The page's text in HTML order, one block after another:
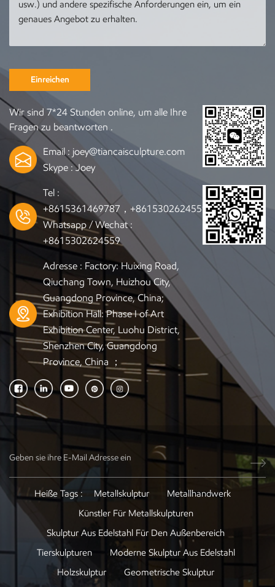
Einreichen
Wir sind 7*24 Stunden online, um alle Ihre
Fragen zu beantworten .
Email : joey@tiancaisculpture.com
Skype :Joey
Tel :
+8615361469787，+8615302624559
Whatsapp / Wechat :
+8615302624559
Adresse : Factory: Huixing Road,
Qiuchang Town, Huizhou City,
Guangdong Province, China;
Exhibition Hall: Phase I of Art
Exhibition Center, Luohu District,
Shenzhen City, Guangdong
Province, China ；
Heiße Tags : Metallskulptur
Metallhandwerk
Künstler Für Metallskulpturen
Skulptur Aus Edelstahl Für Den Außenbereich
Tierskulpturen
Moderne Skulptur Aus Edelstahl
Holzskulptur
Geometrische Skulptur